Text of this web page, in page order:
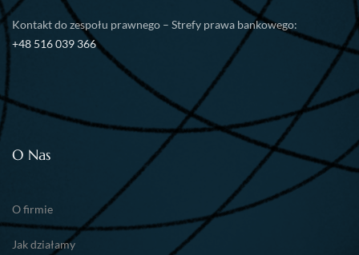
Kontakt do zespołu prawnego – Strefy prawa bankowego:
+48 516 039 366
O Nas
O firmie
Jak działamy